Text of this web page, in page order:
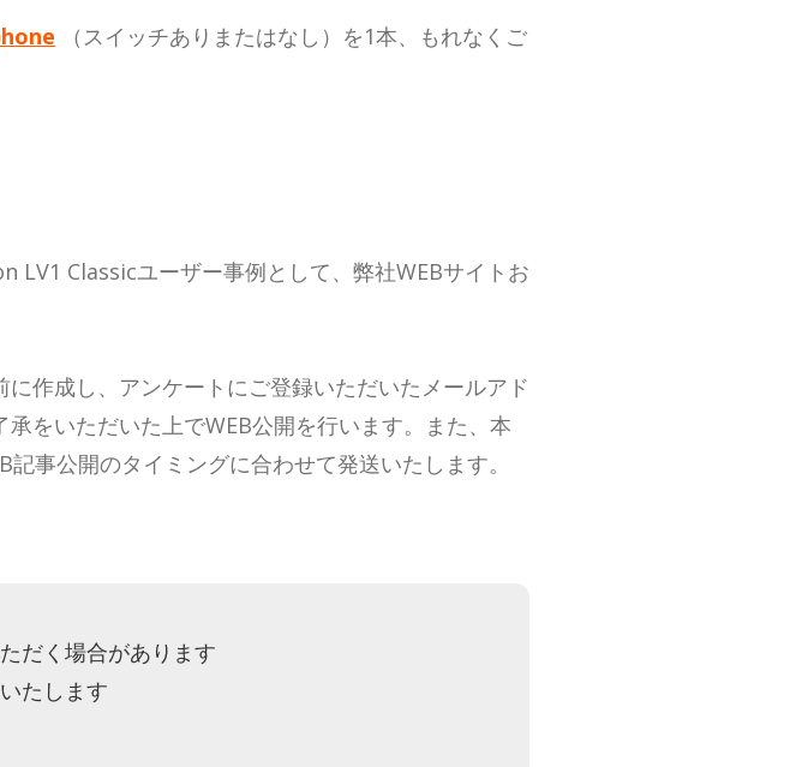
（スイッチありまたはなし）を1本、もれなくご
Classicユーザー事例として、弊社WEBサイトお
作成し、アンケートにご登録いただいたメールアド
をいただいた上でWEB公開を行います。また、本
事公開のタイミングに合わせて発送いたします。
だく場合があります
たします